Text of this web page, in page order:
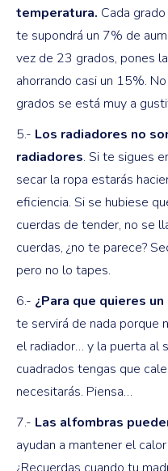
temperatura. Cada
te supondrá un 7% de
vez de 23 grados, pones
ahorrando casi un 15%.
grados se está muy a
5.- Los radiadores no
radiadores. Si te sigues
secar la ropa estarás
eficiencia. Si se hubiese
cuerdas de tender, no se
cuerdas, ¿no te parece?
pero no lo tapes.
6.- ¿Para que quieres
te servirá de nada porque
el radiador… y la puerta al
cuadrados tengas que
necesitarás. Piensa…
7.- Las alfombras
ayudan a mantener el